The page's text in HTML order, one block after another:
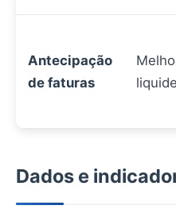
Antecipação
de faturas
Dados e